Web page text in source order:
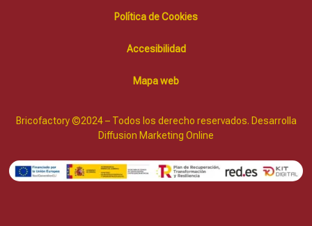
Política de Cookies
Accesibilidad
Mapa web
Bricofactory ©2024 – Todos los derecho reservados. Desarrolla
Diffusion Marketing Online